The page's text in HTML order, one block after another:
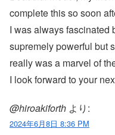
complete this so soon
I was always fascinated
supremely powerful but
really was a marvel of
I look forward to your
@hiroakiforth より:
2024年6月8日 8:36 PM